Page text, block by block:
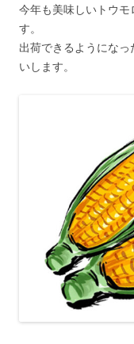
今年も美味しいトウ
す。
出荷できるようにな
いします。